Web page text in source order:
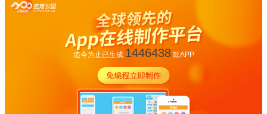
迄今为止已生成 1446438款APP